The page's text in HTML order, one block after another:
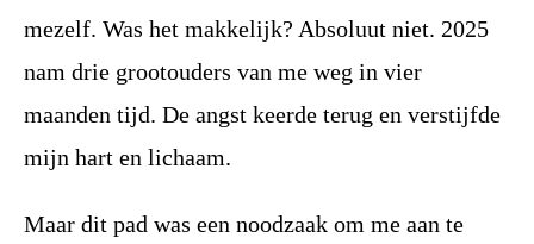
mezelf. Was het makkelijk? Absoluut niet. 2025
nam drie grootouders van me weg in vier
maanden tijd. De angst keerde terug en verstijfde
mijn hart en lichaam.
Maar dit pad was een noodzaak om me aan te